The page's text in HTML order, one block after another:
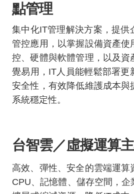
點管理
集中化IT管理解決方案，提供
管控應用，以掌握設備資產使
控、硬體與軟體管理，以及資
覺易用， IT 人員能輕鬆部署
安全性，有效降低維護成本與
系統穩定性。
台智雲／虛擬運算
高效、彈性、安全的雲端運算
CPU、記憶體、儲存空間，企